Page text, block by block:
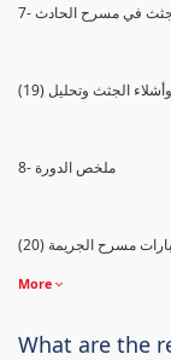
الجثث في مسرح الحادث
8- ملخص الدورة
مسرح الجريمة
More
What are the